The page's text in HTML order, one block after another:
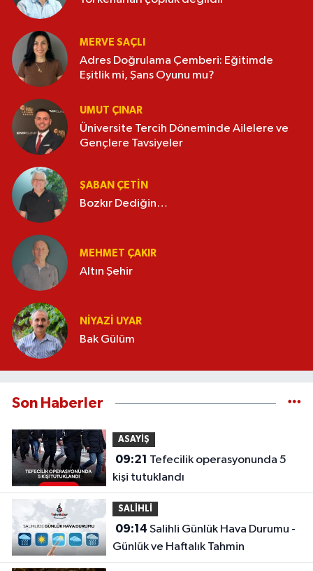
MERVE SAÇLI
Adres Doğrulama Çemberi: Eğitimde
Eşitlik mi, Şans Oyunu mu?
UMUT ÇINAR
Üniversite Tercih Döneminde Ailelere ve
Gençlere Tavsiyeler
ŞABAN ÇETIN
Bozkır Dediğin…
MEHMET ÇAKIR
Altın Şehir
NIYAZI UYAR
Bak Gülüm
Son Haberler
ASAYİŞ
09:21
kişi tutuklandı
SALİHLİ
09:14
Günlük ve Haftalık Tahmin